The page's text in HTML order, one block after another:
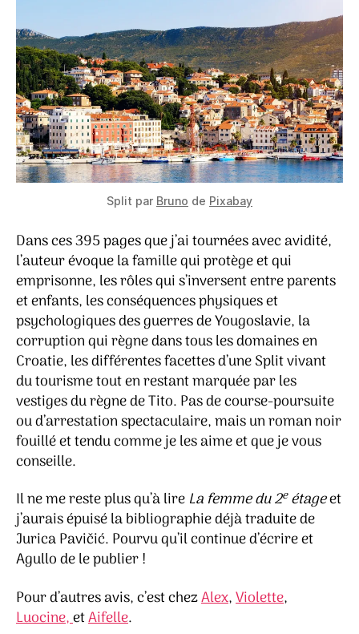
Split par Bruno de Pixabay
Dans ces 395 pages que j’ai tournées avec avidité,
l’auteur évoque la famille qui protège et qui
emprisonne, les rôles qui s’inversent entre parents
et enfants, les conséquences physiques et
psychologiques des guerres de Yougoslavie, la
corruption qui règne dans tous les domaines en
Croatie, les différentes facettes d’une Split vivant
du tourisme tout en restant marquée par les
vestiges du règne de Tito. Pas de course-poursuite
ou d’arrestation spectaculaire, mais un roman noir
fouillé et tendu comme je les aime et que je vous
conseille.
Il ne me reste plus qu’à lire La femme du 2eétageet
j’aurais épuisé la bibliographie déjà traduite de
Jurica Pavičić. Pourvu qu’il continue d’écrire et
Agullo de le publier !
Pour d’autres avis, c’est chezAlex,Violette,
Luocine,etAifelle.